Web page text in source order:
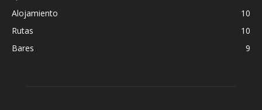
Alojamiento
10
Rutas
10
Bares
9